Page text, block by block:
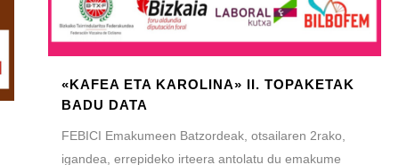
«KAFEA ETA KAROLINA» II. TOPAKETAK
BADU DATA
FEBICI Emakumeen Batzordeak, otsailaren 2rako,
igandea, errepideko irteera antolatu du emakume